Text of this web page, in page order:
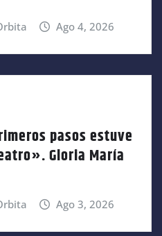
Ago 4, 2026
pasos estuve
Gloria María
Ago 3, 2026